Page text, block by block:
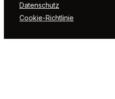
Datenschutz
Cookie-Richtlinie